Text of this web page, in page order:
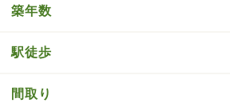
築年数
駅徒歩
間取り